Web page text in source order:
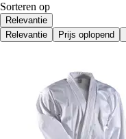
Sorteren op
Relevantie
Relevantie
Prijs oplopend